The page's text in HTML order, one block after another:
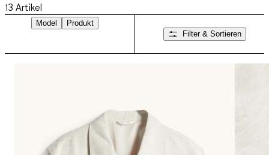
13 Artikel
Model
Produkt
Filter & Sortieren